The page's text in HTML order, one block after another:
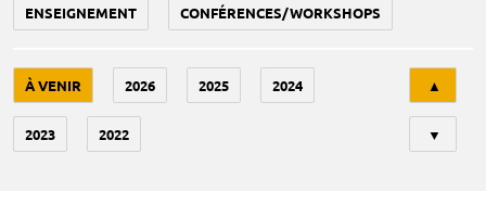
ENSEIGNEMENT CONFÉRENCES/WORKSHOPS
À VENIR 2026 2025 2024
2023 2022
▲
▼